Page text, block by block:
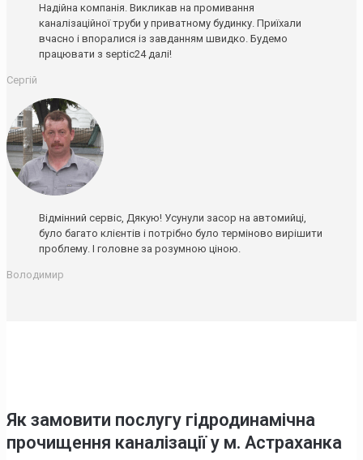
Надійна компанія. Викликав на промивання
каналізаційної труби у приватному будинку. Приїхали
вчасно і впоралися із завданням швидко. Будемо
працювати з septic24 далі!
Сергій
Відмінний сервіс, Дякую! Усунули засор на автомийці,
було багато клієнтів і потрібно було терміново вирішити
проблему. І головне за розумною ціною.
Володимир
Як замовити послугу гідродинамічна
прочищення каналізації у м. Астраханка